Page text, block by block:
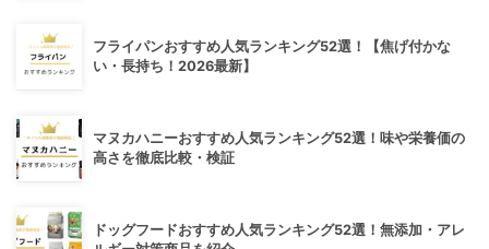
フライパンおすすめ人気ランキング52選！【焦げ付かな
い・長持ち！2026最新】
マヌカハニーおすすめ人気ランキング52選！味や栄養価の
高さを徹底比較・検証
ドッグフードおすすめ人気ランキング52選！無添加・アレ